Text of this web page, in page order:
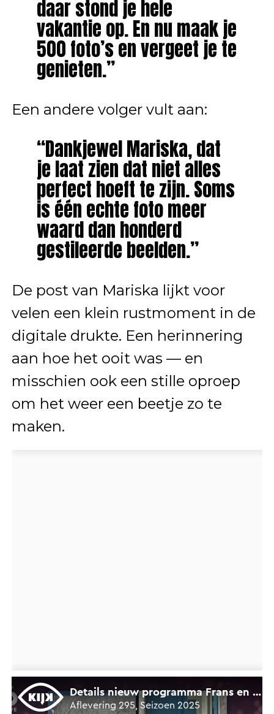
daar stond je hele
vakantie op. En nu maak je
500 foto’s en vergeet je te
genieten.”
Een andere volger vult aan:
“Dankjewel Mariska, dat
je laat zien dat niet alles
perfect hoeft te zijn. Soms
is één echte foto meer
waard dan honderd
gestileerde beelden.”
De post van Mariska lijkt voor
velen een klein rustmoment in de
digitale drukte. Een herinnering
aan hoe het ooit was — en
misschien ook een stille oproep
om het weer een beetje zo te
maken.